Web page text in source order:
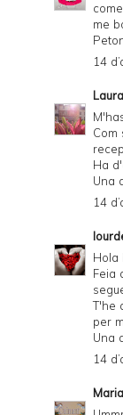
me
14
Com
Ha
Una
14
Hola
Feia
T'he
per
Una
14